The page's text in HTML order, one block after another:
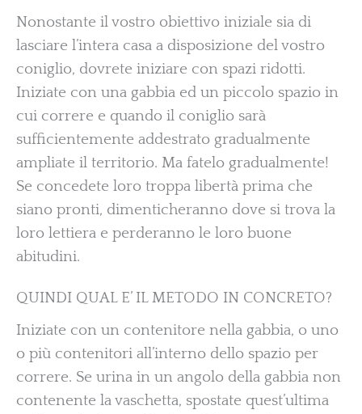
Nonostante il vostro obiettivo iniziale sia di
lasciare l’intera casa a disposizione del vostro
coniglio, dovrete iniziare con spazi ridotti.
Iniziate con una gabbia ed un piccolo spazio in
cui correre e quando il coniglio sarà
sufficientemente addestrato gradualmente
ampliate il territorio. Ma fatelo gradualmente!
Se concedete loro troppa libertà prima che
siano pronti, dimenticheranno dove si trova la
loro lettiera e perderanno le loro buone
abitudini.
QUINDI QUAL E’ IL METODO IN CONCRETO?
Iniziate con un contenitore nella gabbia, o uno
o più contenitori all’interno dello spazio per
correre. Se urina in un angolo della gabbia non
contenente la vaschetta, spostate quest’ultima